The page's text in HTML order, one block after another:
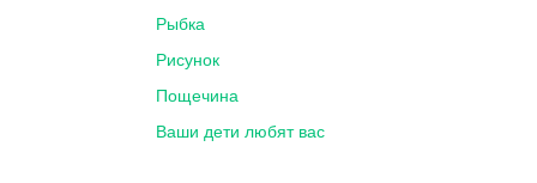
Рыбка
Рисунок
Пощечина
Ваши дети любят вас